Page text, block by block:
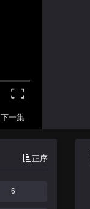
下一集
正序
6